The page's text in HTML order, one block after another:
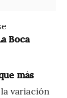
Boca
más
variación